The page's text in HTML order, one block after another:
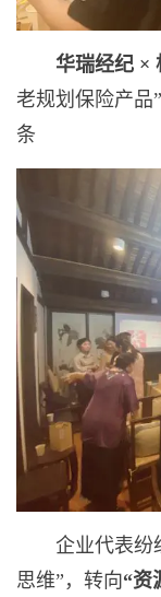
华瑞经纪 ×
老规划保险产品
条
企业代表纷
思维”，转向“资